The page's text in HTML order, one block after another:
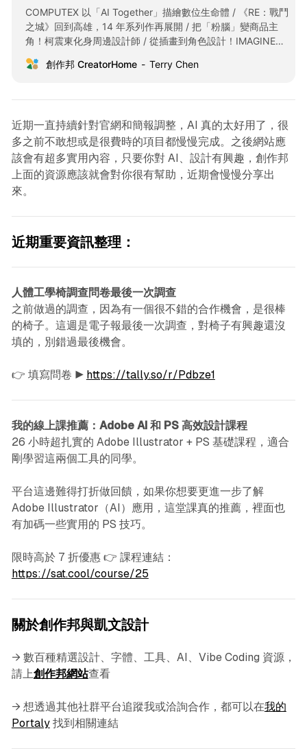
COMPUTEX 以「AI Together」描繪數位生命體 / 《RE：戰鬥
之城》回到高雄，14 年系列作再展開 / 把「粉腦」變商品主
角！柯震東化身周邊設計師 / 從插畫到角色設計！IMAGINE
JAPAN 聚焦生活感創作 / 《Illustrator 高效設計攻略》課程限
時優惠中！
創作邦 CreatorHome Terry Chen
近期一直持續針對官網和簡報調整，AI 真的太好用了，很
多之前不敢想或是很費時的項目都慢慢完成。之後網站應
該會有超多實用內容，只要你對 AI、設計有興趣，創作邦
上面的資源應該就會對你很有幫助，近期會慢慢分享出
來。
近期重要資訊整理：
人體工學椅調查問卷最後一次調查
之前做過的調查，因為有一個很不錯的合作機會，是很棒
的椅子。這週是電子報最後一次調查，對椅子有興趣還沒
填的，別錯過最後機會。
👉 填寫問卷 ▶︎ https://tally.so/r/Pdbze1
我的線上課推薦：Adobe AI 和 PS 高效設計課程
26 小時超扎實的 Adobe Illustrator + PS 基礎課程，適合
剛學習這兩個工具的同學。
平台這邊難得打折做回饋，如果你想要更進一步了解
Adobe Illustrator（AI）應用，這堂課真的推薦，裡面也
有加碼一些實用的 PS 技巧。
限時高於 7 折優惠 👉 課程連結：
https://sat.cool/course/25
關於創作邦與凱文設計
→ 數百種精選設計、字體、工具、AI、Vibe Coding 資源，
請上創作邦網站查看
→ 想透過其他社群平台追蹤我或洽詢合作，都可以在我的
Portaly找到相關連結